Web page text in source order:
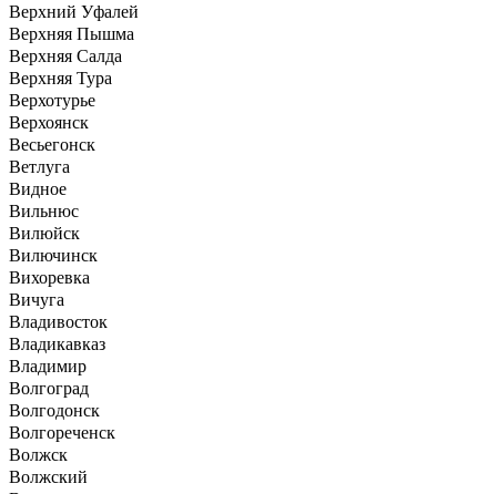
Верхний Уфалей
Верхняя Пышма
Верхняя Салда
Верхняя Тура
Верхотурье
Верхоянск
Весьегонск
Ветлуга
Видное
Вильнюс
Вилюйск
Вилючинск
Вихоревка
Вичуга
Владивосток
Владикавказ
Владимир
Волгоград
Волгодонск
Волгореченск
Волжск
Волжский